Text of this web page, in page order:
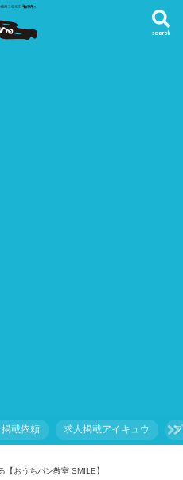
search
載依頼 求人掲載アイキュウ
【おうちパン教室 SMILE】